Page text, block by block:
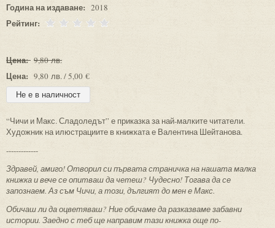
Година на издаване: 2018
Рейтинг:
Цена: 9,80 лв.
Цена: 9,80 лв. / 5,00 €
“Чичи и Макс. Сладоледът” е приказка за най-малките читатели.
Художник на илюстрациите в книжката е Валентина Шейтанова.
-------------
Здравей, амиго! Отворил си първата страничка на нашата малка
книжка и вече се опитваш да четеш? Чудесно! Тогава да се
запознаем. Аз съм Чичи, а този, дългият до мен е Макс.
Обичаш ли да оцветяваш? Ние обичаме да разказваме забавни
истории. Заедно с теб ще направим тази книжка още по-